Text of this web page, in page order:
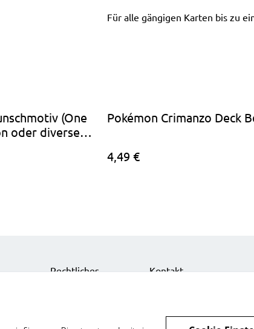
Für alle gängigen Karten bis zu
(One
oder diverse
Pokémon Crimanzo Deck
4,49 €
Rechtliches Kontakt